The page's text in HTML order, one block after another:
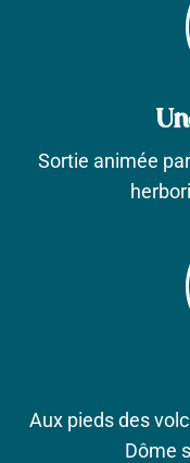
Sortie animée
Aux pieds des
Dôme